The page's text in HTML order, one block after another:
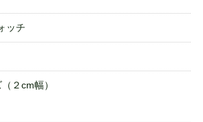
ッチ
２cm幅）